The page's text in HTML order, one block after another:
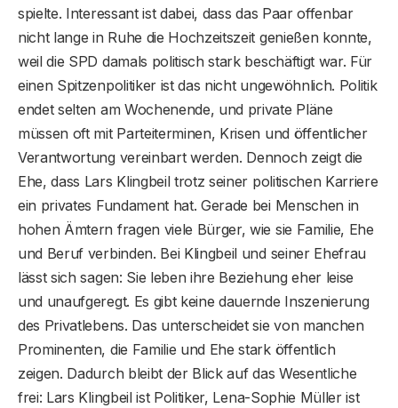
spielte. Interessant ist dabei, dass das Paar offenbar
nicht lange in Ruhe die Hochzeitszeit genießen konnte,
weil die SPD damals politisch stark beschäftigt war. Für
einen Spitzenpolitiker ist das nicht ungewöhnlich. Politik
endet selten am Wochenende, und private Pläne
müssen oft mit Parteiterminen, Krisen und öffentlicher
Verantwortung vereinbart werden. Dennoch zeigt die
Ehe, dass Lars Klingbeil trotz seiner politischen Karriere
ein privates Fundament hat. Gerade bei Menschen in
hohen Ämtern fragen viele Bürger, wie sie Familie, Ehe
und Beruf verbinden. Bei Klingbeil und seiner Ehefrau
lässt sich sagen: Sie leben ihre Beziehung eher leise
und unaufgeregt. Es gibt keine dauernde Inszenierung
des Privatlebens. Das unterscheidet sie von manchen
Prominenten, die Familie und Ehe stark öffentlich
zeigen. Dadurch bleibt der Blick auf das Wesentliche
frei: Lars Klingbeil ist Politiker, Lena-Sophie Müller ist